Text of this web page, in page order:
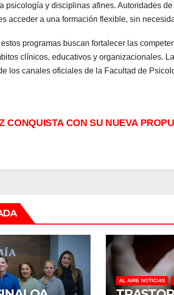
psicología y disciplinas afines. Autoridades
acceder a una formación flexible, sin
programas buscan fortalecer las
clínicos, educativos y organizacionales.
los canales oficiales de la Facultad de
CONQUISTA CON SU NUEVA
AL AIRE NOTICIAS